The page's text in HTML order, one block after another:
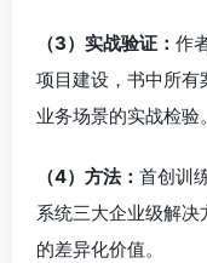
（3）实战验证： 作
项目建设，书中所
业务场景的实战检验。
（4）方法： 首创训
系统三大企业级解
的差异化价值。